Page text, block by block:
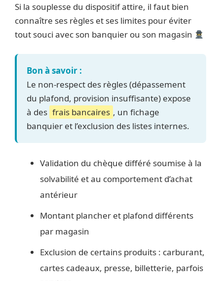
Si la souplesse du dispositif attire, il faut bien
connaître ses règles et ses limites pour éviter
tout souci avec son banquier ou son magasin
Bon à savoir :
Le non-respect des règles (dépassement
du plafond, provision insuffisante) expose
à des frais bancaires , un fichage
banquier et l’exclusion des listes internes.
Validation du chèque différé soumise à la
solvabilité et au comportement d’achat
antérieur
Montant plancher et plafond différents
par magasin
Exclusion de certains produits : carburant,
cartes cadeaux, presse, billetterie, parfois